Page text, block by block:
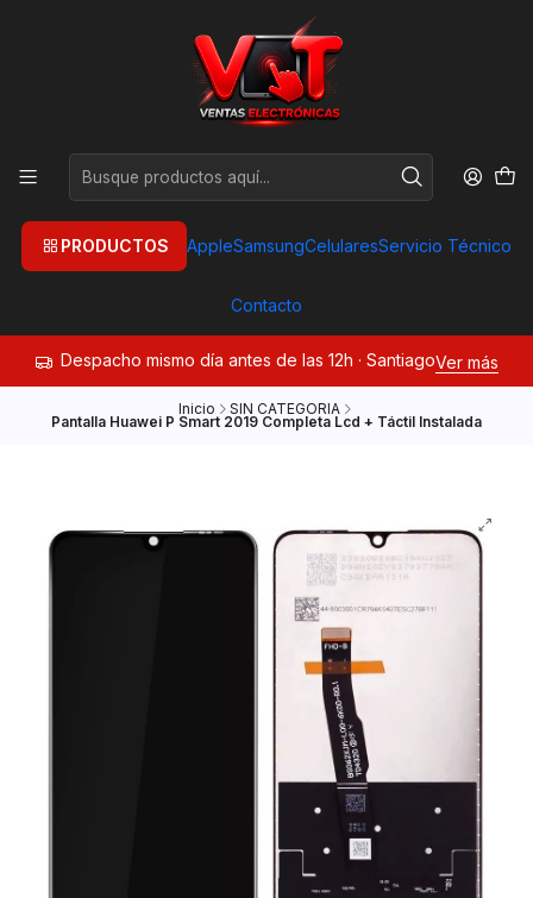
PRODUCTOS AppleSamsungCelularesServicio Técnico
Contacto
Despacho mismo día antes de las 12h · SantiagoVer más
Inicio SIN CATEGORIA
Pantalla Huawei P Smart 2019 Completa Lcd + Táctil Instalada